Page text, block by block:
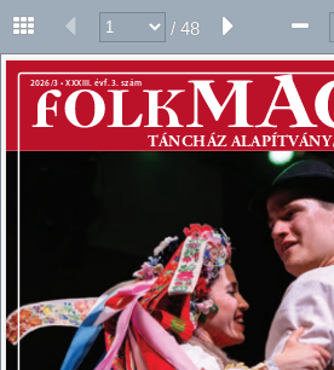
/ 48
2026/3 • XXXIII. évf. 3. szám
TÁNCHÁZ ALAPÍTVÁNY